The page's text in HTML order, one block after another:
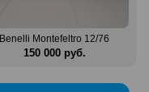
Benelli Montefeltro 12/76
150 000 руб.